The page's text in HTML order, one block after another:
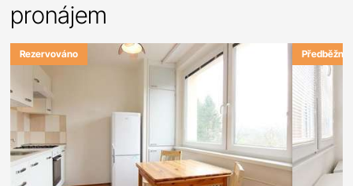
pronájem
Rezervováno Předběžně